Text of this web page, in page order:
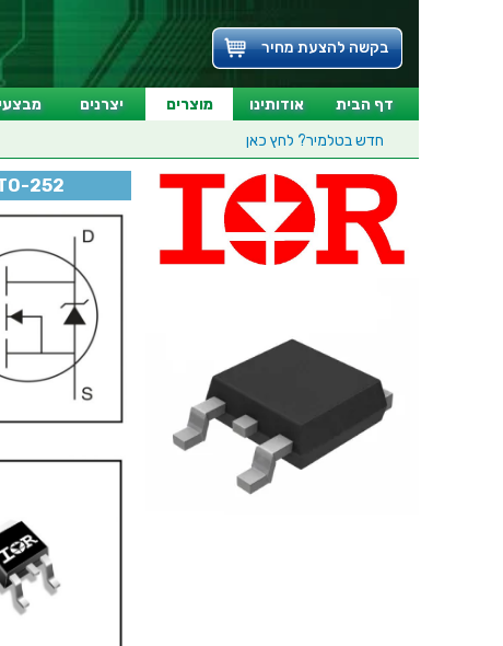
בקשה להצעת מחיר
דף הבית אודותינו מוצרים יצרנים
חדש בטלמיר? לחץ כאן
252